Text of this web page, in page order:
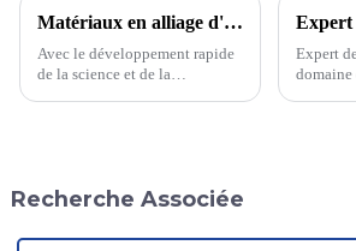
Matériaux en alliage d'aluminium haut de gamme : un choix révolutionnaire pour la construction de ponts
Avec le développement rapide
de la science et de la
conception et leur...
Expert
domaine
Recherche Associée